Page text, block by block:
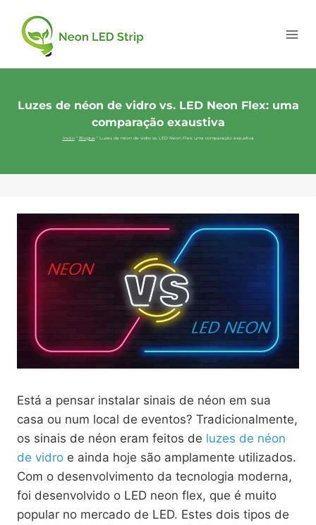
Luzes de néon de vidro vs. LED Neon Flex: uma
comparação exaustiva
Início" Blogue" Luzes de néon de vidro vs. LED Neon Flex: uma comparação exaustiva
Está a pensar instalar sinais de néon em sua
casa ou num local de eventos? Tradicionalmente,
os sinais de néon eram feitos de luzes de néon
de vidro e ainda hoje são amplamente utilizados.
Com o desenvolvimento da tecnologia moderna,
foi desenvolvido o LED neon flex, que é muito
popular no mercado de LED. Estes dois tipos de